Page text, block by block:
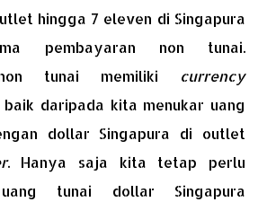
hingga 7 eleven di Singapura
pembayaran non tunai.
non tunai memiliki currency
daripada kita menukar uang
dollar Singapura di outlet
. Hanya saja kita tetap perlu
uang tunai dollar Singapura